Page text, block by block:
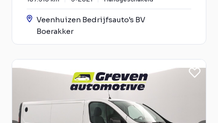
Veenhuizen Bedrijfsauto's BV
Boerakker